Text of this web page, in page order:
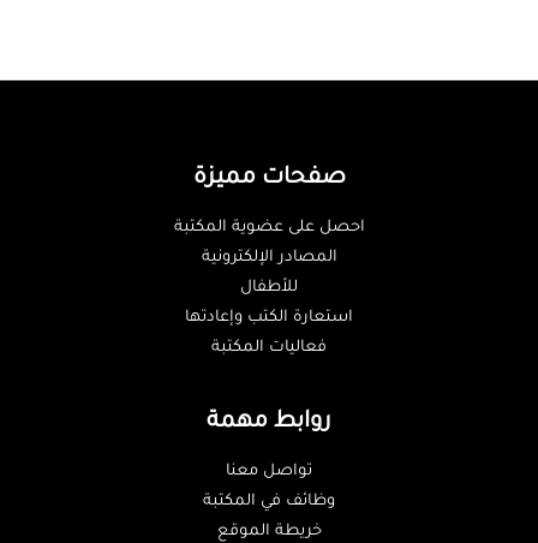
صفحات مميزة
احصل على عضوية المكتبة
المصادر الإلكترونية
للأطفال
استعارة الكتب وإعادتها
فعاليات المكتبة
روابط مهمة
تواصل معنا
وظائف في المكتبة
خريطة الموقع